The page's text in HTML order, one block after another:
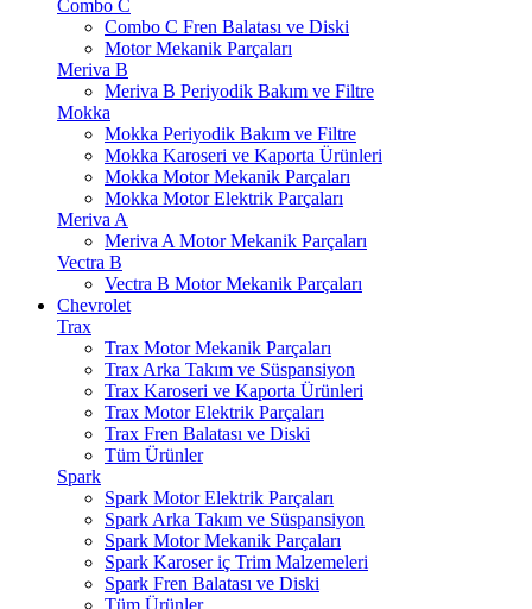
Combo C
Combo C Fren Balatası ve Diski
Motor Mekanik Parçaları
Meriva B
Meriva B Periyodik Bakım ve Filtre
Mokka
Mokka Periyodik Bakım ve Filtre
Mokka Karoseri ve Kaporta Ürünleri
Mokka Motor Mekanik Parçaları
Mokka Motor Elektrik Parçaları
Meriva A
Meriva A Motor Mekanik Parçaları
Vectra B
Vectra B Motor Mekanik Parçaları
Chevrolet
Trax
Trax Motor Mekanik Parçaları
Trax Arka Takım ve Süspansiyon
Trax Karoseri ve Kaporta Ürünleri
Trax Motor Elektrik Parçaları
Trax Fren Balatası ve Diski
Tüm Ürünler
Spark
Spark Motor Elektrik Parçaları
Spark Arka Takım ve Süspansiyon
Spark Motor Mekanik Parçaları
Spark Karoser iç Trim Malzemeleri
Spark Fren Balatası ve Diski
Tüm Ürünler